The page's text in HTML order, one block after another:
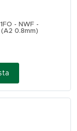
- NWF -
(A2 0.8mm)